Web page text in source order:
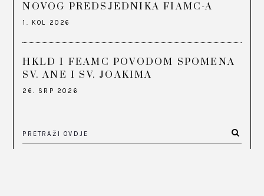
NOVOG PREDSJEDNIKA FIAMC-A
1. KOL 2026
HKLD I FEAMC POVODOM SPOMENA
SV. ANE I SV. JOAKIMA
26. SRP 2026